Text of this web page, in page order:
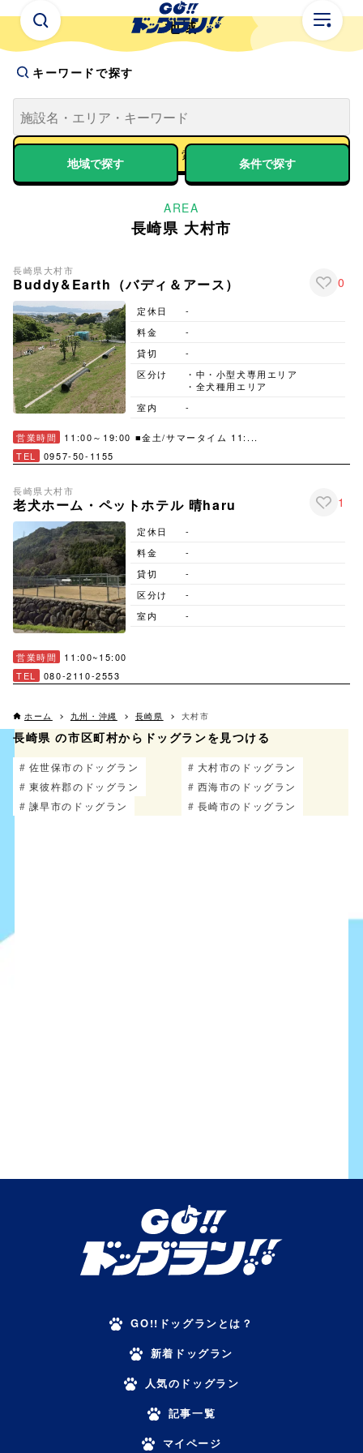
地域
キーワードで探す
地域で探す 条件で探す
AREA
長崎県 大村市
長崎県 大村市
Buddy&Earth（バディ＆アース） 0
営業時間
11:00～19:00 ■金土/サマータイム 11:...
TEL
0957-50-1155
定休日
-
料金
-
貸切
-
区分け
・中・小型犬専用エリア
・全犬種用エリア
室内
-
長崎県 大村市
老犬ホーム・ペットホテル 晴haru 1
営業時間
11:00~15:00
TEL
080-2110-2553
定休日
-
料金
-
貸切
-
区分け
-
室内
-
ホーム 九州・沖縄 長崎県 大村市
長崎県 の市区町村からドッグランを見つける
佐世保市のドッグラン
大村市のドッグラン
東彼杵郡のドッグラン
西海市のドッグラン
諫早市のドッグラン
長崎市のドッグラン
GO!!ドッグランとは？
新着ドッグラン
人気のドッグラン
記事一覧
マイページ